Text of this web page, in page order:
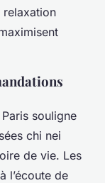
relaxation
souligne
chi nei
de vie. Les
l’écoute de